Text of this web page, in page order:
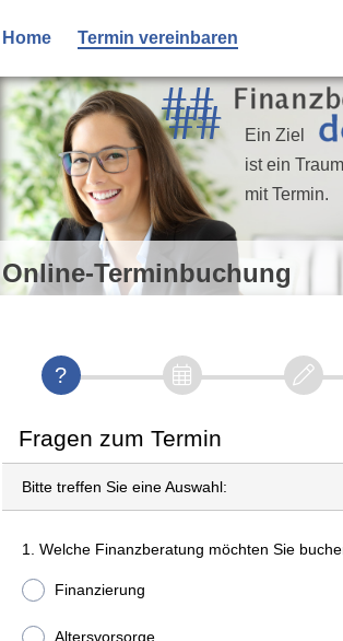
Home Termin vereinbaren
Ein Ziel
ist ein Traum
mit Termin.
Online-Terminbuchung